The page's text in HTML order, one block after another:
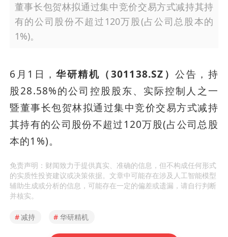
董事长包贺林拟通过集中竞价交易方式减持其持
有的公司股份不超过120万股(占公司总股本的
1%)。
6月1日，华研精机（301138.SZ）公告，持
股28.58%的公司控股股东、实际控制人之一
暨董事长包贺林拟通过集中竞价交易方式减持
其持有的公司股份不超过120万股(占公司总股
本的1%)。
免责声明：财闻致力于提供真实、准确的信息，但不构成任何形式
的实质性投资建议或决策依据。文章中可能存在涉及人工智能模型
辅助生成或分析的信息，可能存在一定的偏差或遗漏，请自行判断
并核实。
#减持 # 华研精机